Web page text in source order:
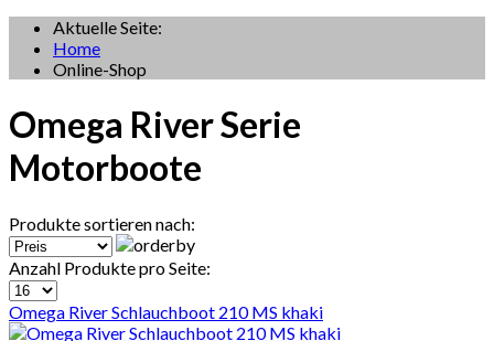
Aktuelle Seite:
Home
Online-Shop
Omega River Serie
Motorboote
Produkte sortieren nach:
Anzahl Produkte pro Seite:
Omega River Schlauchboot 210 MS khaki